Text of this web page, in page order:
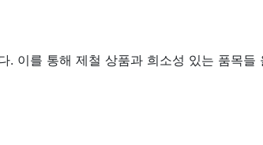
이를 통해 제철 상품과 희소성 있는 품목